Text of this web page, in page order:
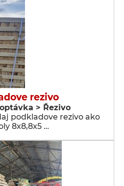
rezivo
> Řezivo
podkladove rezivo ako
8x8,8x5 …